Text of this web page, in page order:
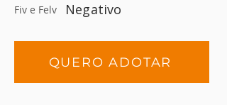
Fiv e Felv Negativo
QUERO ADOTAR